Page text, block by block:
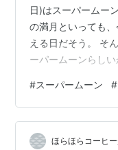
日)はスーパームー
の満月といっても
える日だそう。 そ
ーパームーンらし
22時ごろがいちば
とワクワクしてい
空を見上げると大
るでスポットライト
#スーパームーン #
ほらほらコーヒ